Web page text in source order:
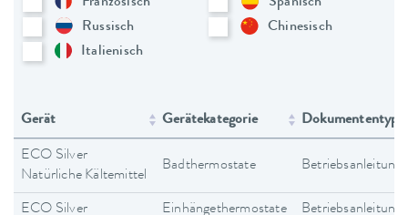
Russisch
Chinesisch
Italienisch
Gerät Gerätekategorie Dokumententyp
ECO Silver
Natürliche Kältemittel
Badthermostate Betriebsanleitung
ECO Silver Einhängethermostate Betriebsanleitung